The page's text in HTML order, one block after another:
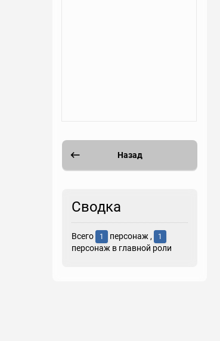
Назад
Сводка
Всего 1 персонаж , 1
персонаж в главной роли